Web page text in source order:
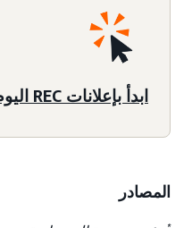
ابدأ بإعلانات REC اليوم
المصادر